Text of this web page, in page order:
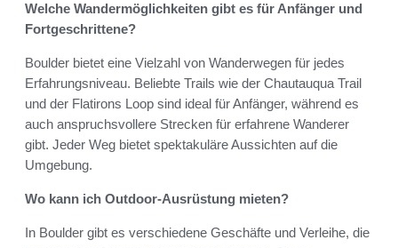
Welche Wandermöglichkeiten gibt es für Anfänger und
Fortgeschrittene?
Boulder bietet eine Vielzahl von Wanderwegen für jedes
Erfahrungsniveau. Beliebte Trails wie der Chautauqua Trail
und der Flatirons Loop sind ideal für Anfänger, während es
auch anspruchsvollere Strecken für erfahrene Wanderer
gibt. Jeder Weg bietet spektakuläre Aussichten auf die
Umgebung.
Wo kann ich Outdoor-Ausrüstung mieten?
In Boulder gibt es verschiedene Geschäfte und Verleihe, die